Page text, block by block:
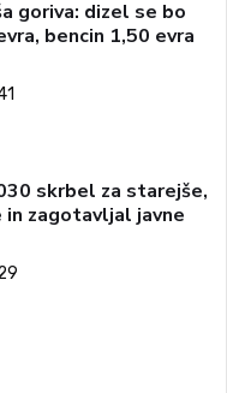
goriva: dizel se bo
bencin 1,50 evra
skrbel za starejše,
zagotavljal javne